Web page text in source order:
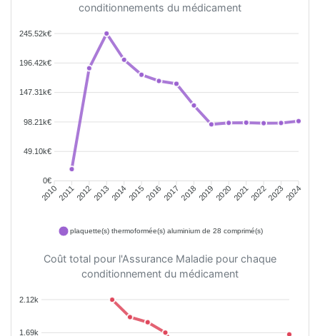
conditionnements du médicament
245.52k€
196.42k€
147.31k€
98.21k€
49.10k€
0€
201020112012201320142015201620172018201920202021202220232024
plaquette(s) thermoformée(s) aluminium de 28 comprimé(s)
Coût total pour l'Assurance Maladie pour chaque
conditionnement du médicament
2.12k
1.69k